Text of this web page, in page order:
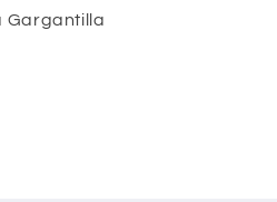
Gargantilla